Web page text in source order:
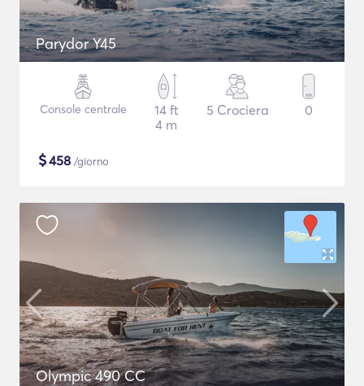
Parydor Y45
Console centrale
14 ft
4 m
5 Crociera 0
$458 /giorno
Olympic 490 CC